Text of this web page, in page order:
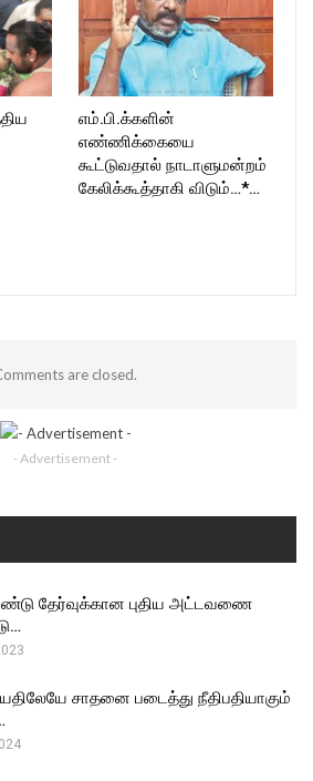
எம்.பி.க்களின்
எண்ணிக்கையை
கூட்டுவதால் நாடாளுமன்றம்
கேலிக்கூத்தாகி விடும்…*…
are closed.
- Advertisement -
தேர்வுக்கான புதிய அட்டவணை
சாதனை படைத்து நீதிபதியாகும்